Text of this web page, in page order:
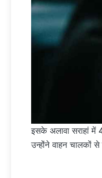
इसके अलावा सराहां में
उन्होंने वाहन चालकों से